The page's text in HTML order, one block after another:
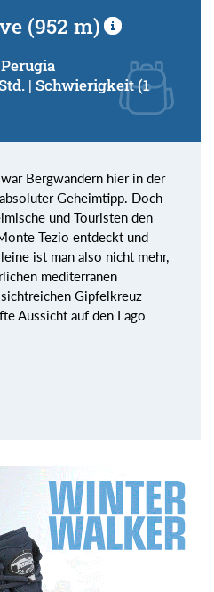
(952 m)
| Schwierigkeit (1
Bergwandern hier in der
Geheimtipp. Doch
und Touristen den
Tezio entdeckt und
ist man also nicht mehr,
mediterranen
Gipfelkreuz
Aussicht auf den Lago